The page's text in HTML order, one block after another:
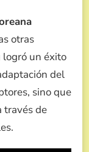
otras
un éxito
del
sino que
través de